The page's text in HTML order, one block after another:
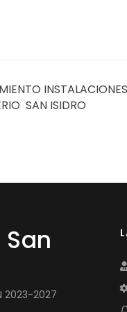
INSTALACIONES
SAN ISIDRO
San
2023-2027